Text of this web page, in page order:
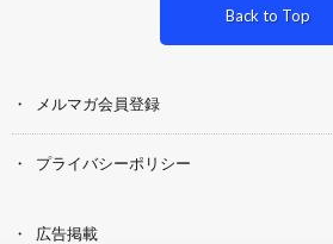
Back to Top
メルマガ会員登録
プライバシーポリシー
広告掲載